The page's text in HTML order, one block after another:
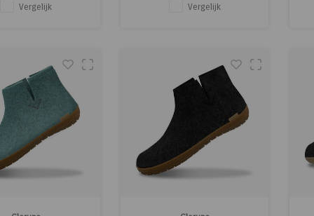
toch eenvoudig
Vergelijk
toch eenvoudig
Vergelijk